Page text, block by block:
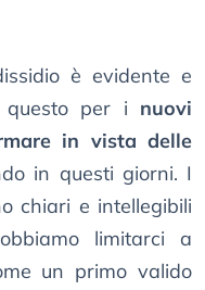
è evidente e
questo per i nuovi
in vista delle
in questi giorni. I
chiari e intellegibili
limitarci a
un primo valido